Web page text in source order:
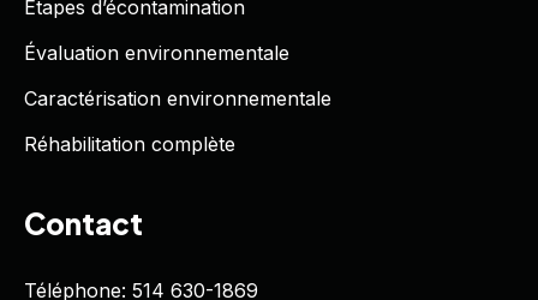
Étapes d’écontamination
Évaluation environnementale
Caractérisation environnementale
Réhabilitation complète
Contact
Téléphone: 514 630-1869